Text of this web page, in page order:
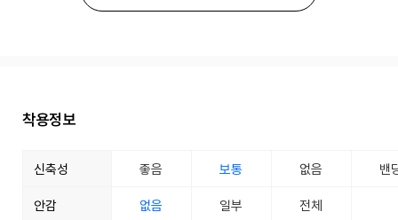
착용정보
신축성 좋음 보통 없음 밴
안감 없음 일부 전체